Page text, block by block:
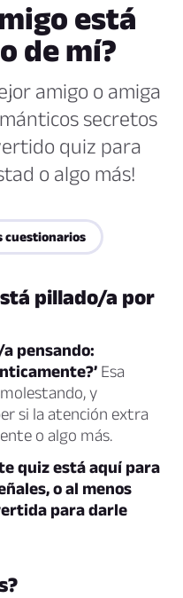
está
de mí?
amigo o amiga
secretos
quiz para
o algo más!
cuestionarios
pillado/a por
pensando:
Esa
y
si la atención extra
o algo más.
quiz está aquí para
o al menos
para darle